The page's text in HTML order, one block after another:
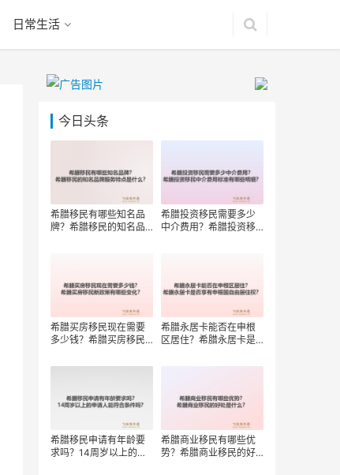
日常生活
今日头条
希腊移民有哪些知名品
牌？希腊移民的知名品
希腊投资移民需要多少
中介费用？希腊投资移
希腊买房移民现在需要
多少钱？希腊买房移民
希腊永居卡能否在申根
区居住？希腊永居卡是
希腊移民申请有年龄要
求吗？14周岁以上的申
希腊商业移民有哪些优
势？希腊商业移民的好